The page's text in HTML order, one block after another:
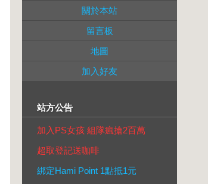
關於本站
留言板
地圖
加入好友
站方公告
加入PS女孩 組隊瘋搶2百萬
超取登記送咖啡
綁定Hami Point 1點抵1元